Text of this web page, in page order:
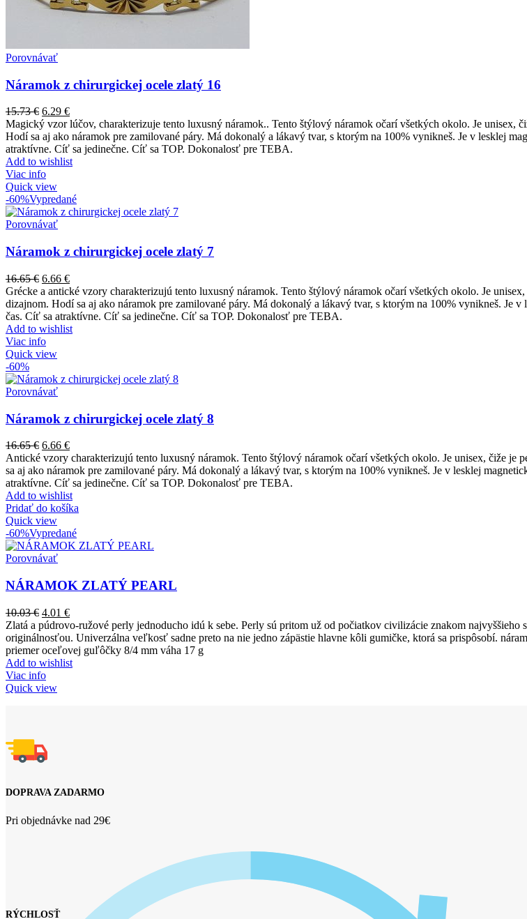
Porovnávať
Náramok z chirurgickej ocele zlatý 16
15.73€ 6.29 €
Magický vzor lúčov, charakterizuje tento luxusný náramok.. Tento štýlový náramok očarí všetkých okolo. Je unisex,
Hodí sa aj ako náramok pre zamilované páry. Má dokonalý a lákavý tvar, s ktorým na 100% vynikneš. Je v lesklej
atraktívne. Cíť sa jedinečne. Cíť sa TOP. Dokonalosť pre TEBA.
Add to wishlist
Viac info
Quick view
-60%Vypredané
Porovnávať
Náramok z chirurgickej ocele zlatý 7
16.65€ 6.66 €
Grécke a antické vzory charakterizujú tento luxusný náramok. Tento štýlový náramok očarí všetkých okolo. Je
dizajnom. Hodí sa aj ako náramok pre zamilované páry. Má dokonalý a lákavý tvar, s ktorým na 100% vynikneš.
čas. Cíť sa atraktívne. Cíť sa jedinečne. Cíť sa TOP. Dokonalosť pre TEBA.
Add to wishlist
Viac info
Quick view
-60%
Porovnávať
Náramok z chirurgickej ocele zlatý 8
16.65€ 6.66 €
Antické vzory charakterizujú tento luxusný náramok. Tento štýlový náramok očarí všetkých okolo. Je unisex, čiže
sa aj ako náramok pre zamilované páry. Má dokonalý a lákavý tvar, s ktorým na 100% vynikneš. Je v lesklej
atraktívne. Cíť sa jedinečne. Cíť sa TOP. Dokonalosť pre TEBA.
Add to wishlist
Pridať do košíka
Quick view
-60%Vypredané
Porovnávať
NÁRAMOK ZLATÝ PEARL
10.03€ 4.01 €
Zlatá a púdrovo-ružové perly jednoducho idú k sebe. Perly sú pritom už od počiatkov civilizácie znakom
originálnosťou. Univerzálna veľkosť sadne preto na nie jedno zápästie hlavne kôli gumičke, ktorá sa prispôsobí.
priemer oceľovej guľôčky 8/4 mm váha 17 g
Add to wishlist
Viac info
Quick view
DOPRAVA ZADARMO
Pri objednávke nad 29€
RÝCHLOSŤ